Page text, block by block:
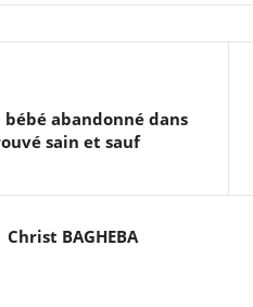
bébé abandonné dans
sain et sauf
Christ BAGHEBA